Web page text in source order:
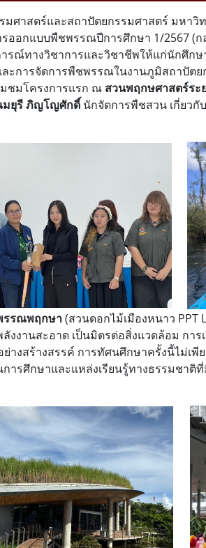
มศาสตร์และสถาปัตยกรรมศาสตร์ มหา
รออกแบบพืชพรรณปีการศึกษา 1/2567 (ก
ารณ์ทางวิชาการและวิชาชีพให้แก่นักศึกษ
ะการจัดการพืชพรรณในงานภูมิสถาปัต
มชมโครงการแรก ณ สวนพฤกษศาสตร์ระ
ยุรี ภิญโญศักดิ์ นักจัดการพืชสวน เกี่ยว
รรณพฤกษา(สวนดอกไม้เมืองหนาว PPT
งานสะอาด เป็นมิตรต่อสิ่งแวดล้อม กา
งสร้างสรรค์ การทัศนศึกษาครั้งนี้ไม่เ
ารศึกษาและแหล่งเรียนรู้ทางธรรมชา